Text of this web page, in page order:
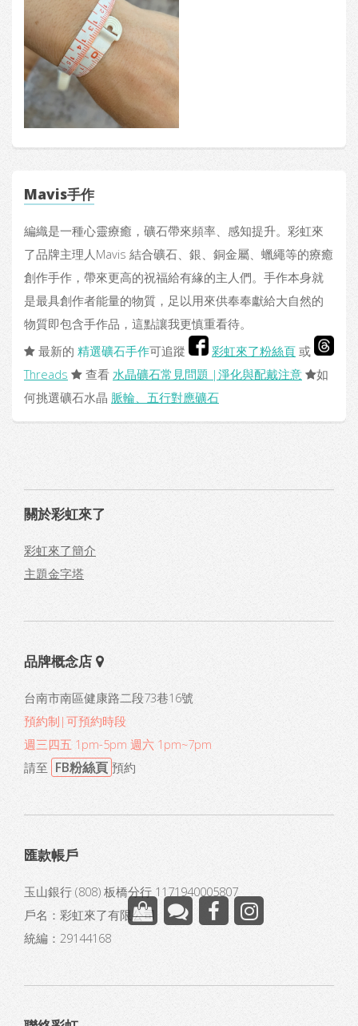
Mavis手作
編織是一種心靈療癒，礦石帶來頻率、感知提升。彩虹來
了品牌主理人Mavis 結合礦石、銀、銅金屬、蠟繩等的療癒
創作手作，帶來更高的祝福給有緣的主人們。手作本身就
是最具創作者能量的物質，足以用來供奉奉獻給大自然的
物質即包含手作品，這點讓我更慎重看待。
最新的 精選礦石手作可追蹤 彩虹來了粉絲頁 或
Threads
查看 水晶礦石常見問題 |淨化與配戴注意
如
何挑選礦石水晶 脈輪、五行對應礦石
關於彩虹來了
彩虹來了簡介
主題金字塔
品牌概念店
台南市南區健康路二段73巷16號
預約制|可預約時段
週三四五 1pm-5pm 週六 1pm~7pm
請至 FB粉絲頁 預約
匯款帳戶
玉山銀行 (808) 板橋分行 1171940005807
戶名：彩虹來了有限公司
統編：29144168